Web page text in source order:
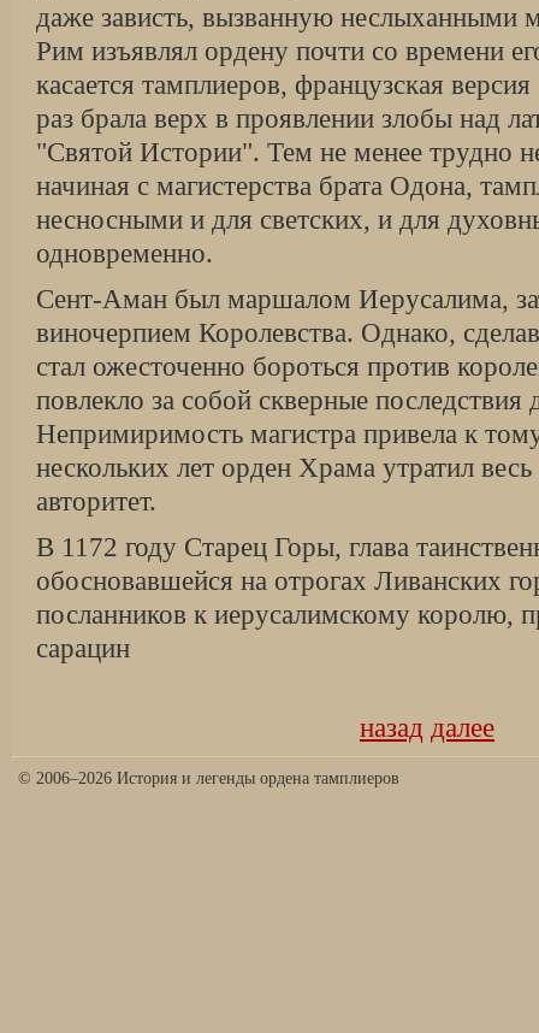
даже зависть, вызванную неслыханными
Рим изъявлял ордену почти со времени
касается тамплиеров, французская
раз брала верх в проявлении злобы над
"Святой Истории". Тем не менее трудно
начиная с магистерства брата Одона,
несносными и для светских, и для
одновременно.
Сент-Аман был маршалом Иерусалима,
виночерпием Королевства. Однако,
стал ожесточенно бороться против
повлекло за собой скверные последствия
Непримиримость магистра привела к
нескольких лет орден Храма утратил
авторитет.
В 1172 году Старец Горы, глава
обосновавшейся на отрогах Ливанских
посланников к иерусалимскому королю,
сарацин
назад далее
© 2006–2026 История и легенды ордена тамплиеров